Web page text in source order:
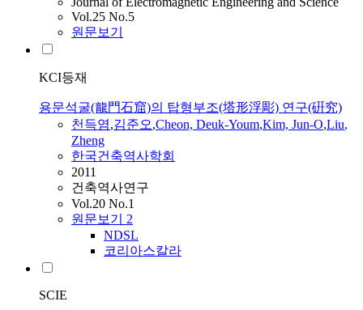
Vol.25 No.5
원문보기
KCI등재
용문석굴(龍門石窟)의 탑형부조(塔形浮彫) 연구(硏究)
천득염,김준오,Cheon, Deuk-Youm,Kim, Jun-O,Liu,
Zheng
한국건축역사학회
2011
건축역사연구
Vol.20 No.1
원문보기 2
NDSL
코리아스칼라
SCIE